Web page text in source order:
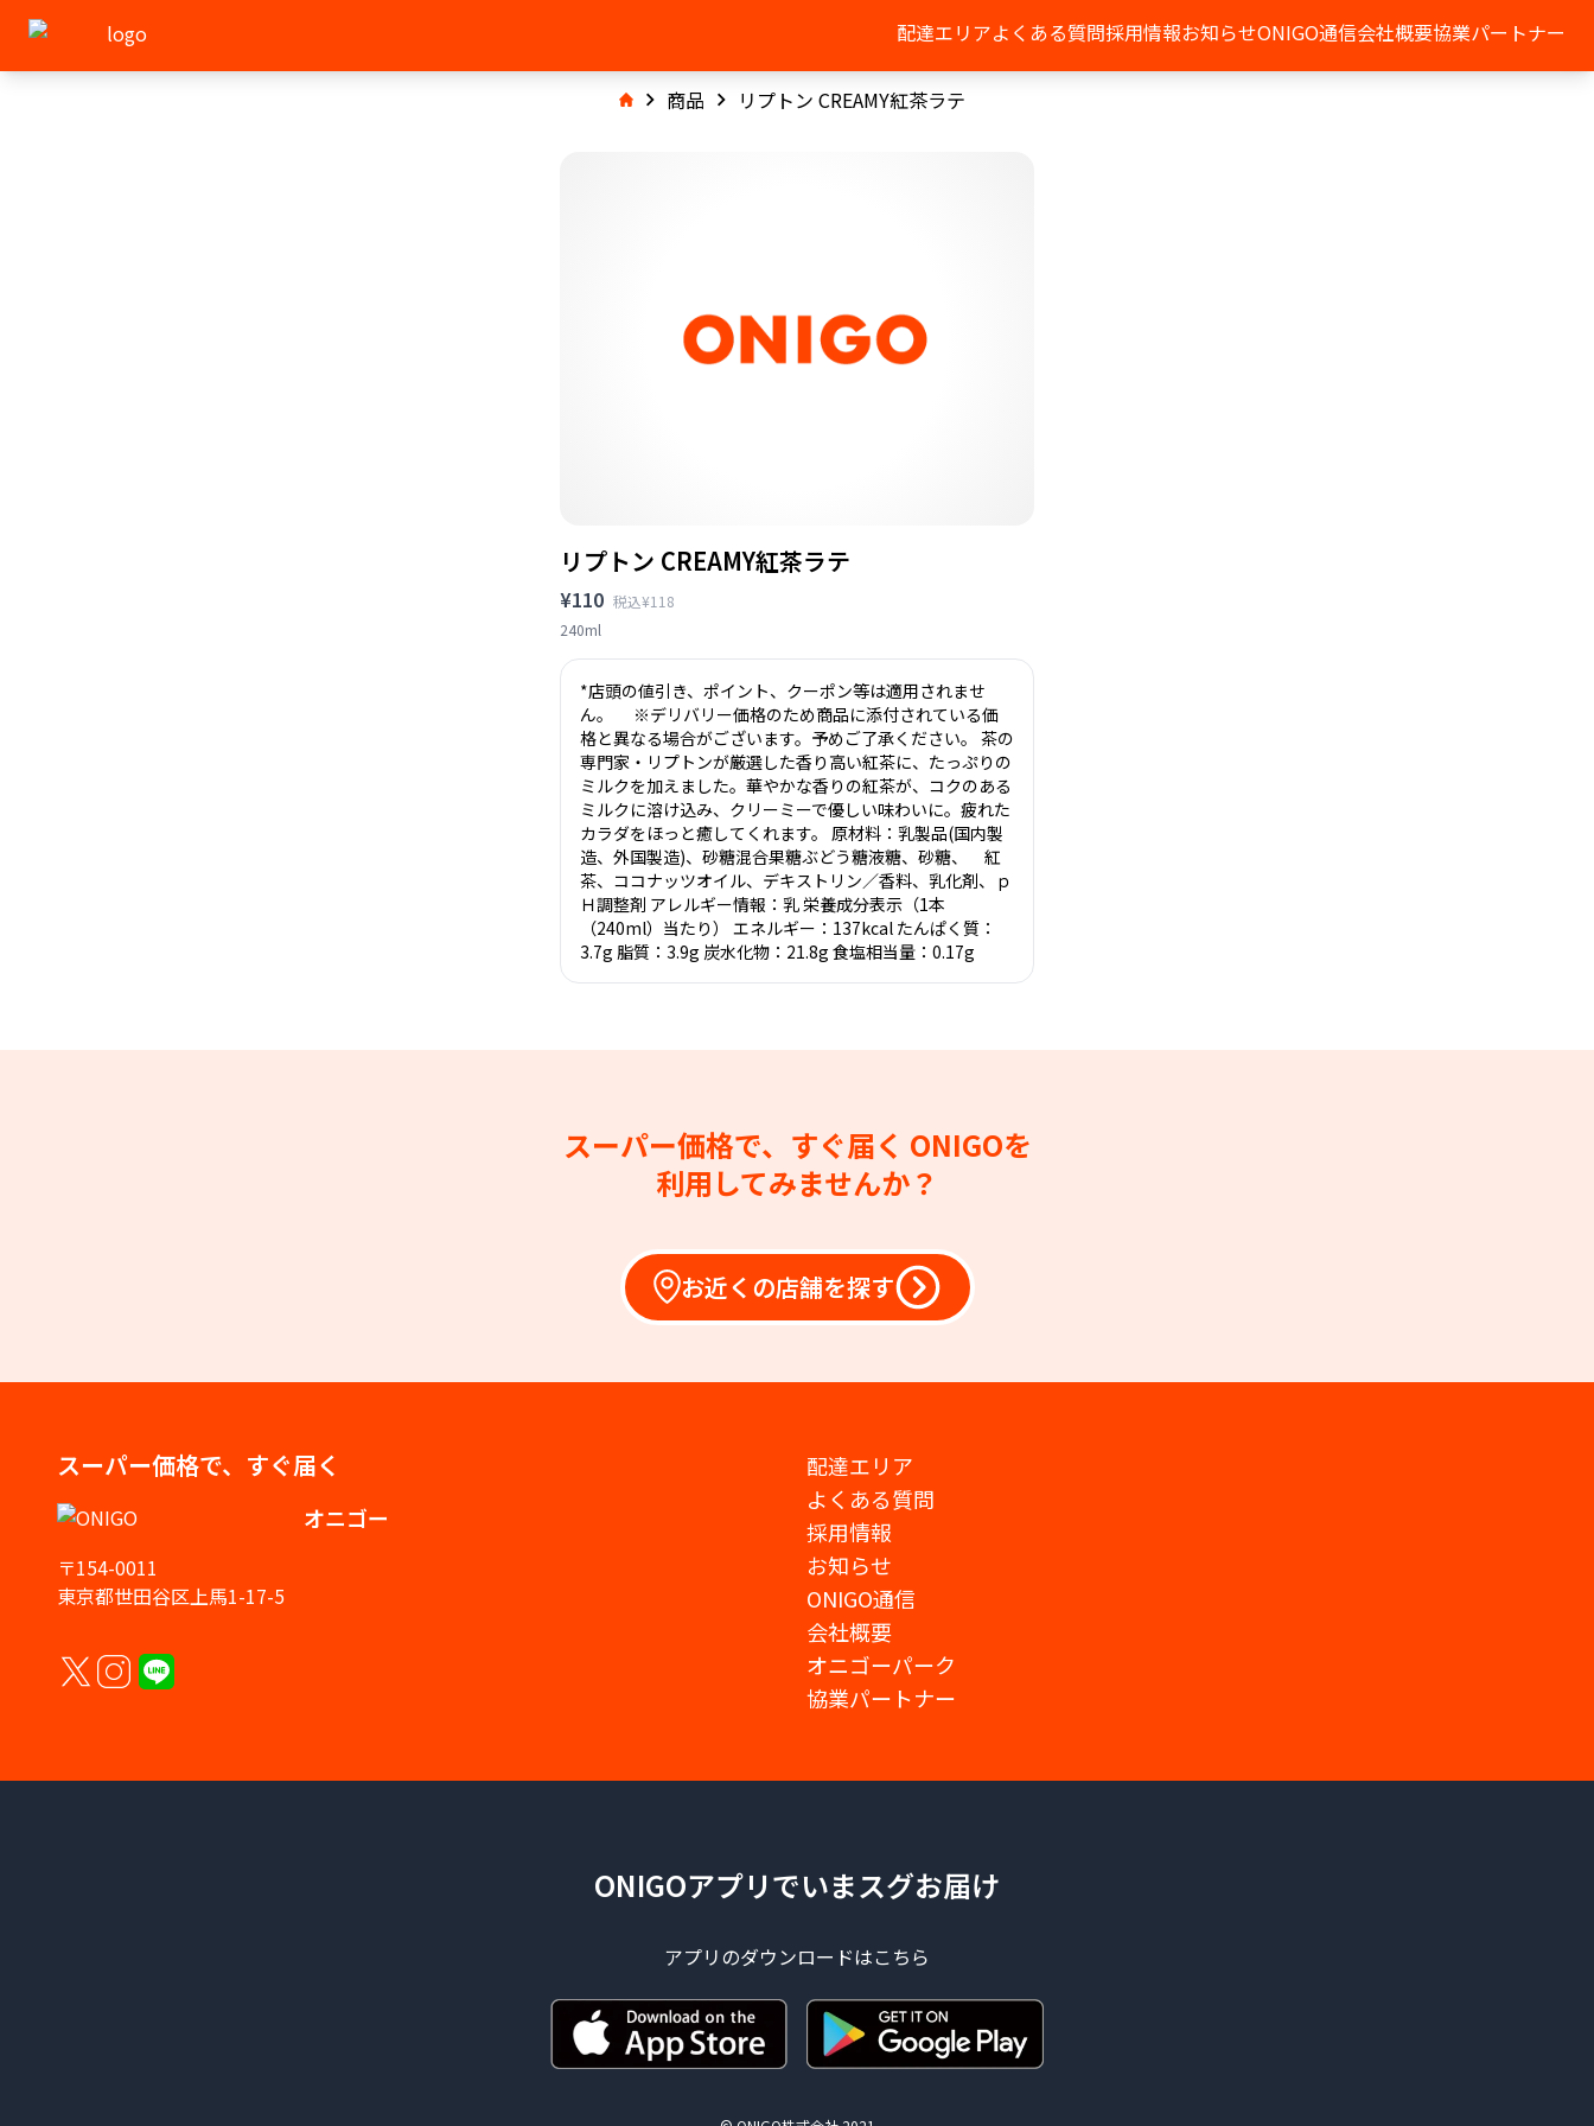
配達エリアよくある質問採用情報お知らせONIGO通信会社概要協業パートナー
商品 リプトン CREAMY紅茶ラテ
リプトン CREAMY紅茶ラテ
¥110 税込¥118
240ml
*店頭の値引き、ポイント、クーポン等は適用されませ
ん。 ※デリバリー価格のため商品に添付されている価
格と異なる場合がございます。予めご了承ください。 茶の
専門家・リプトンが厳選した香り高い紅茶に、たっぷりの
ミルクを加えました。華やかな香りの紅茶が、コクのある
ミルクに溶け込み、クリーミーで優しい味わいに。疲れた
カラダをほっと癒してくれます。 原材料：乳製品(国内製
造、外国製造)、砂糖混合果糖ぶどう糖液糖、砂糖、 紅
茶、ココナッツオイル、デキストリン／香料、乳化剤、ｐ
Ｈ調整剤 アレルギー情報：乳 栄養成分表示（1本
（240ml）当たり） エネルギー：137kcal たんぱく質：
3.7g 脂質：3.9g 炭水化物：21.8g 食塩相当量：0.17g
スーパー価格で、すぐ届く ONIGOを
利用してみませんか？
お近くの店舗を探す
スーパー価格で、すぐ届く
オニゴー
〒154-0011
東京都世田谷区上馬1-17-5
配達エリア
よくある質問
採用情報
お知らせ
ONIGO通信
会社概要
オニゴーパーク
協業パートナー
ONIGOアプリでいまスグお届け
アプリのダウンロードはこちら